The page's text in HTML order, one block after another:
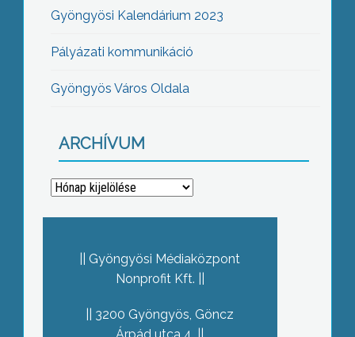
Gyöngyösi Kalendárium 2023
Pályázati kommunikáció
Gyöngyös Város Oldala
ARCHÍVUM
Archívum
Gyöngyösi Médiaközpont
Nonprofit Kft.
3200 Gyöngyös, Göncz